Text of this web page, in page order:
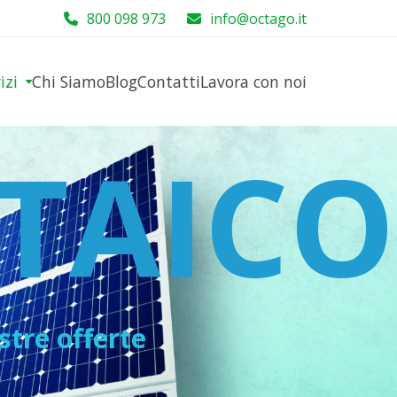
800 098 973 info@octago.it
Chi SiamoBlogContattiLavora con noi
offerte